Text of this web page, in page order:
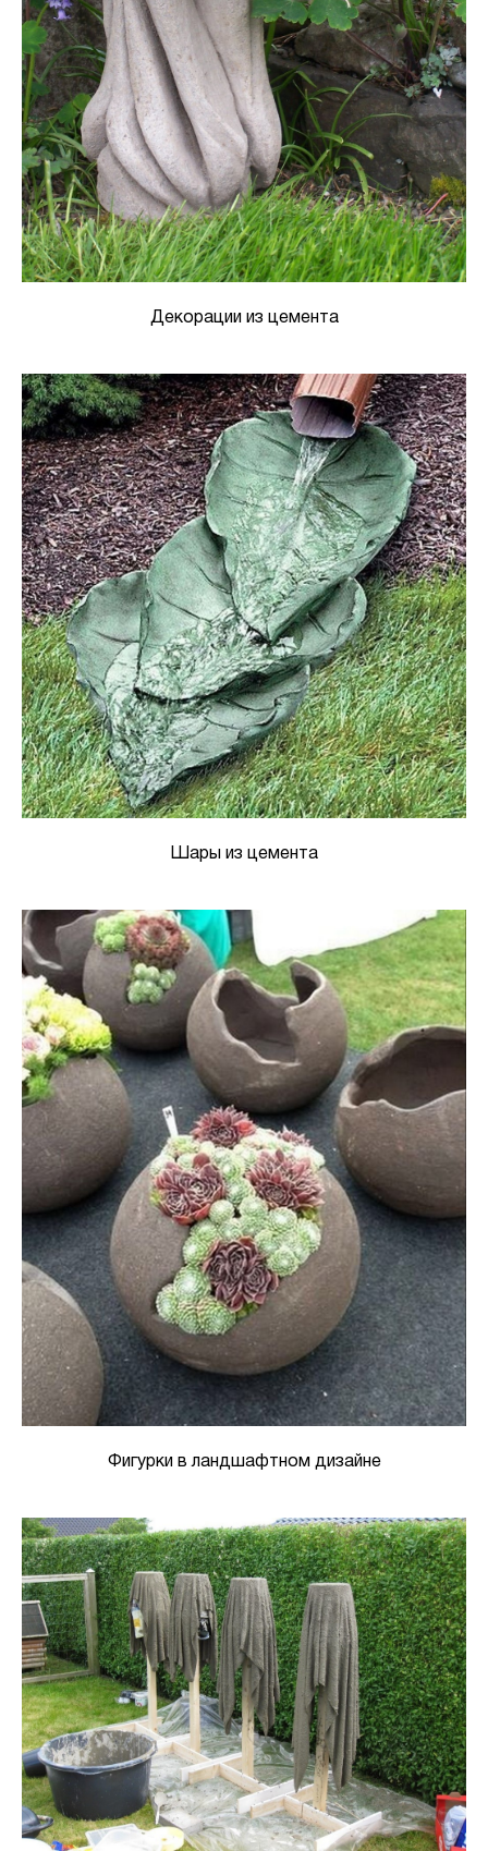
Декорации из цемента
Шары из цемента
Фигурки в ландшафтном дизайне